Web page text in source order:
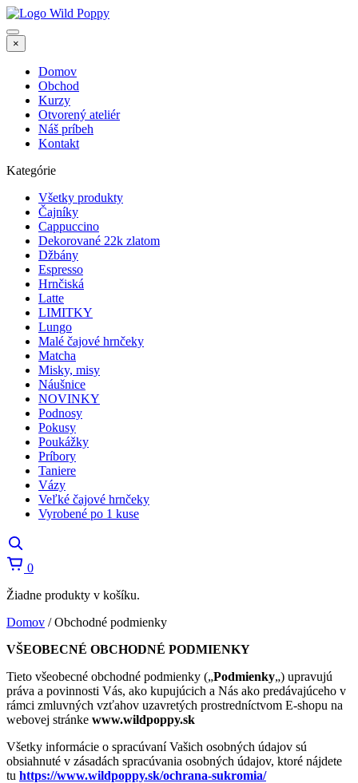
×
Domov
Obchod
Kurzy
Otvorený ateliér
Náš príbeh
Kontakt
Kategórie
Všetky produkty
Čajníky
Cappuccino
Dekorované 22k zlatom
Džbány
Espresso
Hrnčiská
Latte
LIMITKY
Lungo
Malé čajové hrnčeky
Matcha
Misky, misy
Náušnice
NOVINKY
Podnosy
Pokusy
Poukážky
Príbory
Taniere
Vázy
Veľké čajové hrnčeky
Vyrobené po 1 kuse
0
Žiadne produkty v košíku.
Domov / Obchodné podmienky
VŠEOBECNÉ OBCHODNÉ PODMIENKY
Tieto všeobecné obchodné podmienky („Podmienky„) upravujú
práva a povinnosti Vás, ako kupujúcich a Nás ako predávajúceho v
rámci zmluvných vzťahov uzavretých prostredníctvom E-shopu na
webovej stránke www.wildpoppy.sk
Všetky informácie o spracúvaní Vašich osobných údajov sú
obsiahnuté v zásadách spracúvania osobných údajov, ktoré nájdete
tu https://www.wildpoppy.sk/ochrana-sukromia/